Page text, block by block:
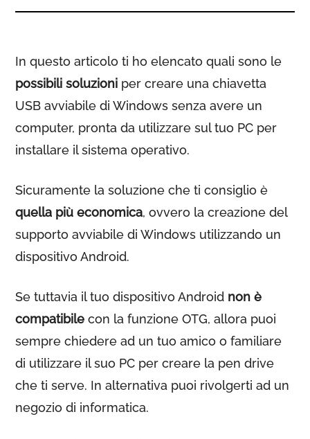
In questo articolo ti ho elencato quali sono le
possibili soluzioni per creare una chiavetta
USB avviabile di Windows senza avere un
computer, pronta da utilizzare sul tuo PC per
installare il sistema operativo.
Sicuramente la soluzione che ti consiglio è
quella più economica, ovvero la creazione del
supporto avviabile di Windows utilizzando un
dispositivo Android.
Se tuttavia il tuo dispositivo Android non è
compatibile con la funzione OTG, allora puoi
sempre chiedere ad un tuo amico o familiare
di utilizzare il suo PC per creare la pen drive
che ti serve. In alternativa puoi rivolgerti ad un
negozio di informatica.